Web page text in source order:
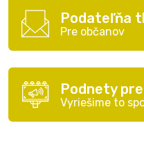
Podateľňa
Pre občanov
Podnety
Vyriešime to